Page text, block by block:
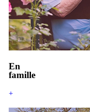
En
famille
+